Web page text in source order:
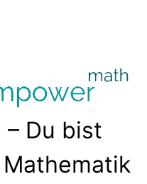
– Du bist